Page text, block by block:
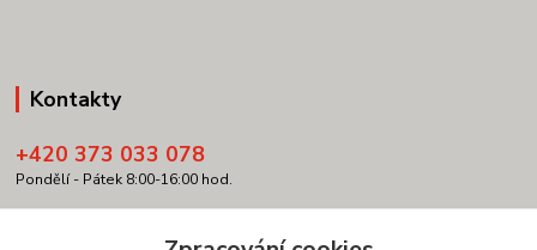
Kontakty
+420 373 033 078
Pondělí - Pátek 8:00-16:00 hod.